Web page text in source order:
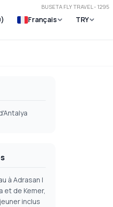
BUSETA FLY TRAVEL - 1295
) Français TRY
à Adrasan |
et de Kemer,
inclus